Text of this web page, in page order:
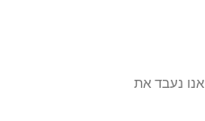
אנו נעבד את